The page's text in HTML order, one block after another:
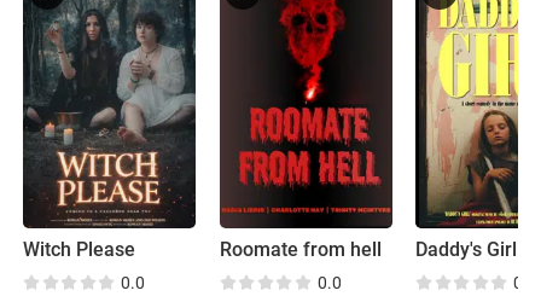
Witch Please
0.0
Roomate from hell
0.0
Daddy's Girl
0.0